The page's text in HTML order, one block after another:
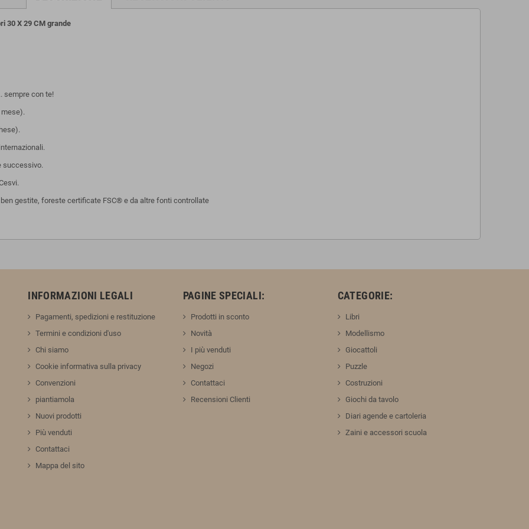
30 X 29 CM grande
sempre con te!
mese).
successivo.
gestite, foreste certificate FSC® e da altre fonti controllate
INFORMAZIONI LEGALI
Pagamenti, spedizioni e restituzione
Termini e condizioni d'uso
Chi siamo
Cookie informativa sulla privacy
Convenzioni
piantiamola
Nuovi prodotti
Più venduti
Contattaci
Mappa del sito
PAGINE SPECIALI:
Prodotti in sconto
Novità
I più venduti
Negozi
Contattaci
Recensioni Clienti
CATEGORIE:
Libri
Modellismo
Giocattoli
Puzzle
Costruzioni
Giochi da tavolo
Diari agende e cartoleria
Zaini e accessori scuola